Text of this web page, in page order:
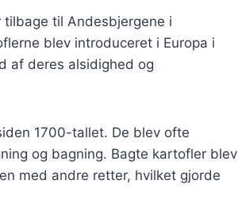
til Andesbjergene i
blev introduceret i Europa i
af deres alsidighed og
1700-tallet. De blev ofte
og bagning. Bagte kartofler blev
med andre retter, hvilket gjorde